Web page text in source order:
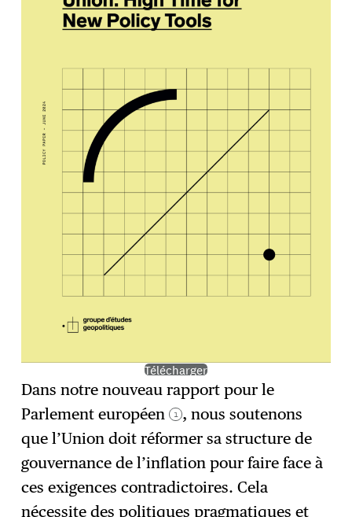
Télécharger
Dans notre nouveau rapport pour le
Parlement européen 1 , nous soutenons
que l’Union doit réformer sa structure de
gouvernance de l’inflation pour faire face à
ces exigences contradictoires. Cela
nécessite des politiques pragmatiques et